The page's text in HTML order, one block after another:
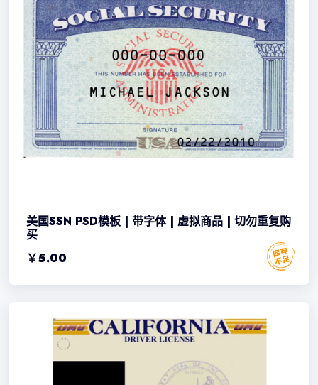
美国SSN PSD模板 | 带字体 | 虚拟商品 | 切勿重复购
买
￥5.00